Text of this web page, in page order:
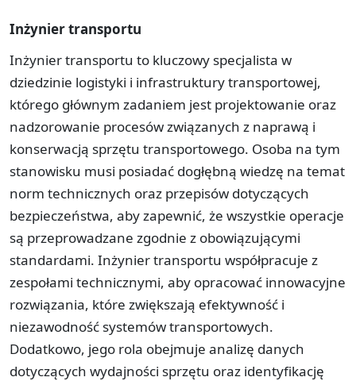
Inżynier transportu
Inżynier transportu to kluczowy specjalista w
dziedzinie logistyki i infrastruktury transportowej,
którego głównym zadaniem jest projektowanie oraz
nadzorowanie procesów związanych z naprawą i
konserwacją sprzętu transportowego. Osoba na tym
stanowisku musi posiadać dogłębną wiedzę na temat
norm technicznych oraz przepisów dotyczących
bezpieczeństwa, aby zapewnić, że wszystkie operacje
są przeprowadzane zgodnie z obowiązującymi
standardami. Inżynier transportu współpracuje z
zespołami technicznymi, aby opracować innowacyjne
rozwiązania, które zwiększają efektywność i
niezawodność systemów transportowych.
Dodatkowo, jego rola obejmuje analizę danych
dotyczących wydajności sprzętu oraz identyfikację